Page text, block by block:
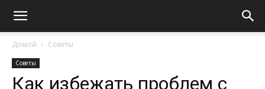
Домой Советы
Советы
Как избежать проблем с